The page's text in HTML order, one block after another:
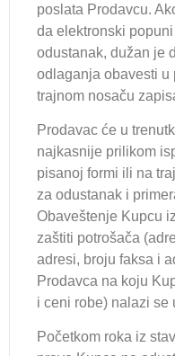
poslata Prodavcu.
da elektronski
odustanak, dužan je
odlaganja obavesti u
trajnom nosaču
Prodavac će u
najkasnije prilikom
pisanoj formi ili na
za odustanak i
Obaveštenje Kupcu
zaštiti potrošača
adresi, broju faksa i
Prodavca na koju
i ceni robe) nalazi se
Početkom roka iz